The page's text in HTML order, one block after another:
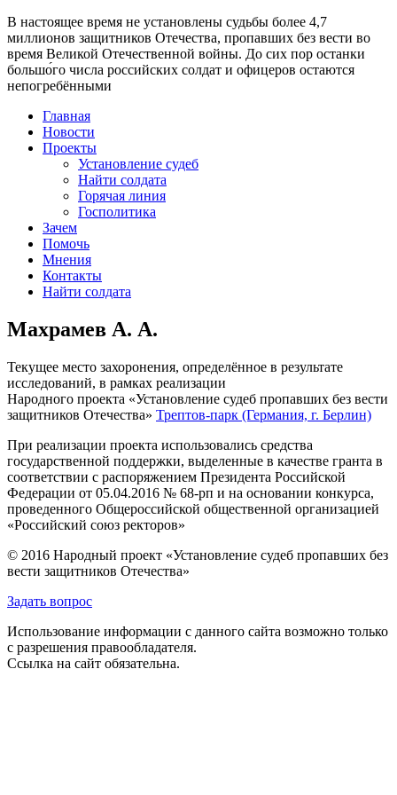
В настоящее время не установлены судьбы более 4,7
миллионов защитников Отечества, пропавших без вести во
время Великой Отечественной войны. До сих пор останки
большо́го числа российских солдат и офицеров остаются
непогребёнными
Главная
Новости
Проекты
Установление судеб
Найти солдата
Горячая линия
Госполитика
Зачем
Помочь
Мнения
Контакты
Найти солдата
Махрамев А. А.
Текущее место захоронения, определённое в результате
исследований, в рамках реализации
Народного проекта «Установление судеб пропавших без вести
защитников Отечества» Трептов-парк (Германия, г. Берлин)
При реализации проекта использовались средства
государственной поддержки, выделенные в качестве гранта в
соответствии с распоряжением Президента Российской
Федерации от 05.04.2016 № 68-рп и на основании конкурса,
проведенного Общероссийской общественной организацией
«Российский союз ректоров»
© 2016 Народный проект «Установление судеб пропавших без
вести защитников Отечества»
Задать вопрос
Использование информации с данного сайта возможно только
с разрешения правообладателя.
Ссылка на сайт обязательна.